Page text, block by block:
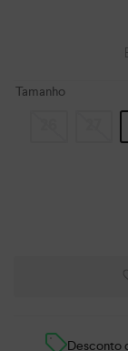
Tamanho
Desconto